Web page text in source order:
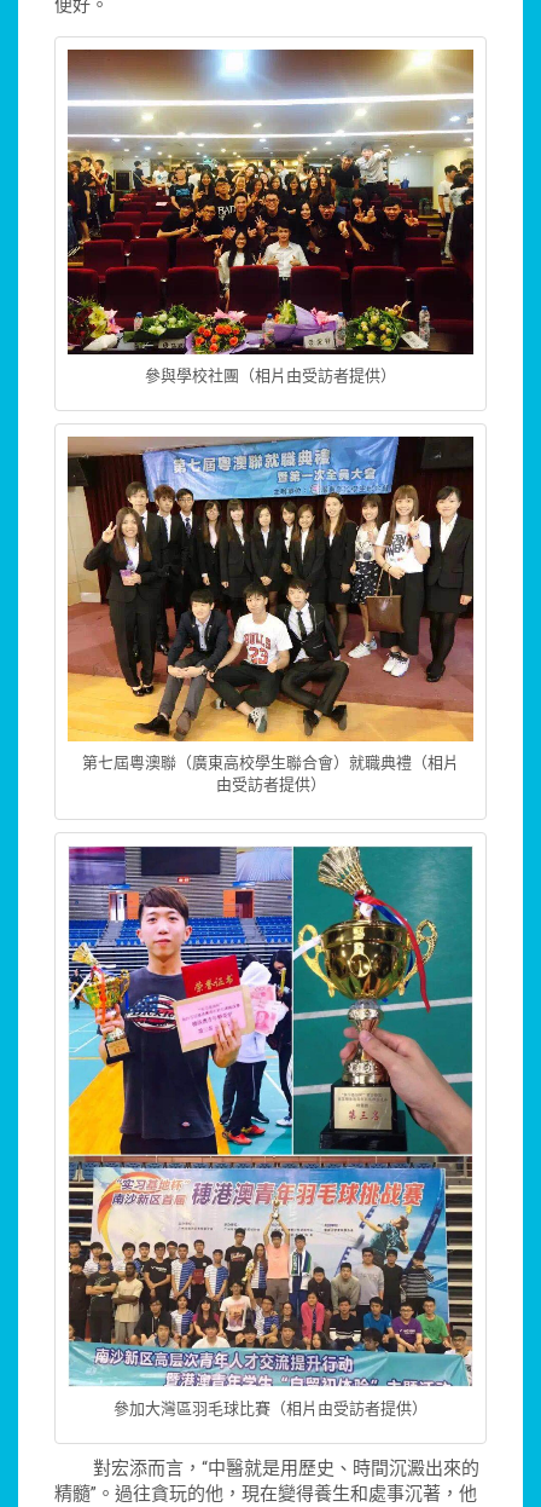
便好。
參與學校社團（相片由受訪者提供）
第七屆粵澳聯（廣東高校學生聯合會）就職典禮（相片
由受訪者提供）
參加大灣區羽毛球比賽（相片由受訪者提供）
對宏添而言，“中醫就是用歷史、時間沉澱出來的
精髓”。過往貪玩的他，現在變得養生和處事沉著，他